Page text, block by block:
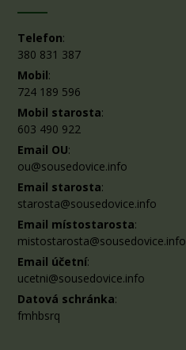
Telefon:
380 831 387
Mobil:
724 189 596
Mobil starosta:
603 490 922
Email OU:
ou@sousedovice.info
Email starosta:
starosta@sousedovice.info
Email místostarosta:
mistostarosta@sousedovice.info
Email účetní:
ucetni@sousedovice.info
Datová schránka:
fmhbsrq